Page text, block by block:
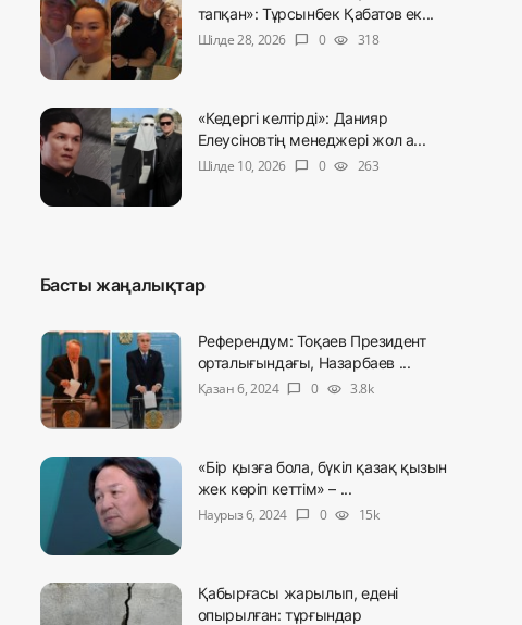
тапқан»: Тұрсынбек Қабатов ек...
Шілде 28, 2026
chat_bubble 0 visibility 318
«Кедергі келтірді»: Данияр
Елеусіновтің менеджері жол а...
Шілде 10, 2026
chat_bubble 0 visibility 263
Басты жаңалықтар
Референдум: Тоқаев Президент
орталығындағы, Назарбаев ...
Қазан 6, 2024 chat_bubble 0 visibility 3.8k
«Бір қызға бола, бүкіл қазақ қызын
жек көріп кеттім» – ...
Наурыз 6, 2024
chat_bubble 0 visibility 15k
Қабырғасы жарылып, едені
опырылған: тұрғындар